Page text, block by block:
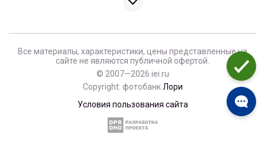
Все материалы, характеристики, цены представленные на
сайте не являются публичной офертой.
© 2007—2026 iei.ru
Copyright: фотобанк Лори
Условия пользования сайта